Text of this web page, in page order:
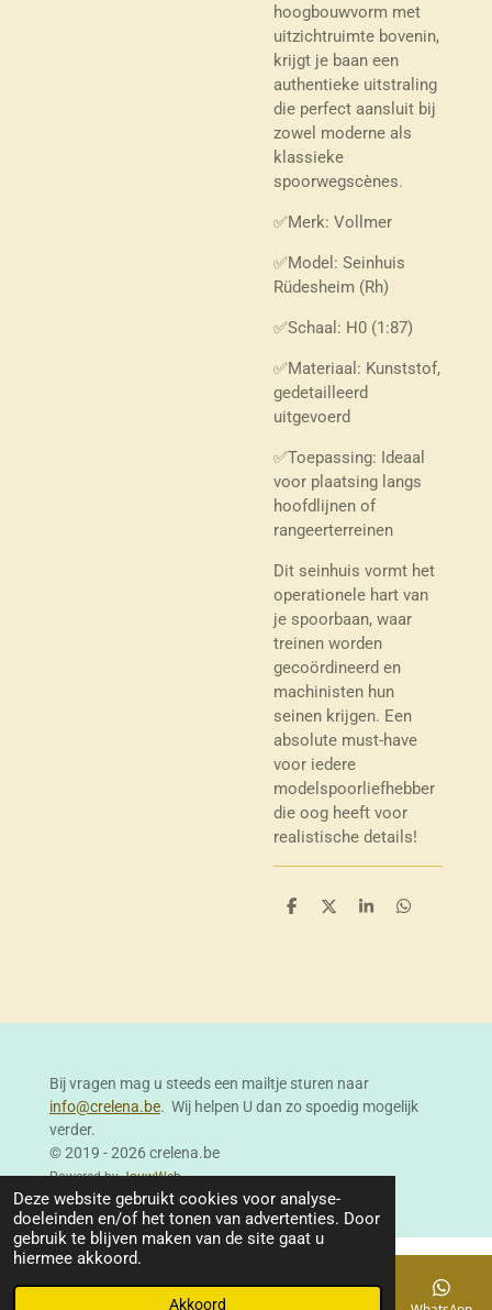
Deze website gebruikt cookies voor analyse-
doeleinden en/of het tonen van advertenties. Door
gebruik te blijven maken van de site gaat u
hiermee akkoord.
Akkoord
hoogbouwvorm met
uitzichtruimte bovenin,
krijgt je baan een
authentieke uitstraling
die perfect aansluit bij
zowel moderne als
klassieke
spoorwegscènes.
✅Merk: Vollmer
✅Model: Seinhuis
Rüdesheim (Rh)
✅Schaal: H0 (1:87)
✅Materiaal: Kunststof,
gedetailleerd
uitgevoerd
✅Toepassing: Ideaal
voor plaatsing langs
hoofdlijnen of
rangeerterreinen
Dit seinhuis vormt het
operationele hart van
je spoorbaan, waar
treinen worden
gecoördineerd en
machinisten hun
seinen krijgen. Een
absolute must-have
voor iedere
modelspoorliefhebber
die oog heeft voor
realistische details!
D
D
S
D
Bij vragen mag u steeds een mailtje sturen naar
info@crelena.be. Wij helpen U dan zo spoedig mogelijk
verder.
© 2019 - 2026 crelena.be
Powered byJouwWeb